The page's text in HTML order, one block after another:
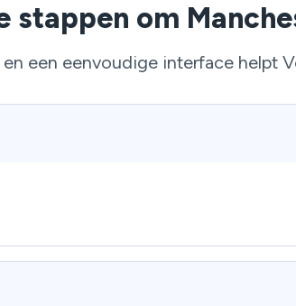
stappen om
een eenvoudige interface helpt